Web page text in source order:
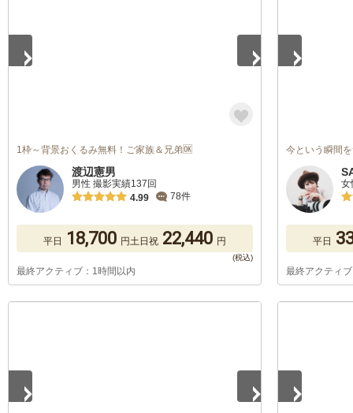
1枠～背景おくるみ無料！ご家族＆兄弟🆗
渡辺憲男
男性 撮影実績137回
4.99
78件
平日 18,700 円土日祝 22,440 円
最終アクティブ：1時間以内
今という瞬間
女
平日
最終アクティ